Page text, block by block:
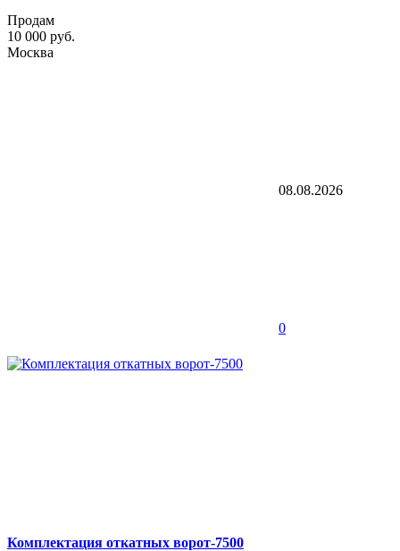
Продам
10 000 руб.
Москва
08.08.2026
0
Комплектация откатных ворот-7500